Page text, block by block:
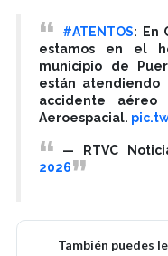
#ATENTOS: En
estamos en el
municipio de
están
accidente
Aeroespacial.
— RTVC
2026
También puedes